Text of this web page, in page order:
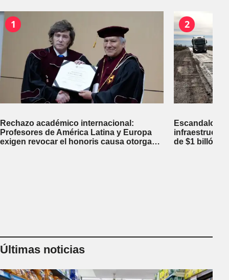
1
Rechazo académico internacional:
Profesores de América Latina y Europa
exigen revocar el honoris causa otorgado
2
Escandalosa
de $1 billón
Últimas noticias